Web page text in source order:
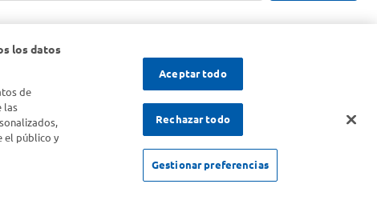
los datos
de
las
el público y
Aceptar todo
Rechazar todo
Gestionar preferencias